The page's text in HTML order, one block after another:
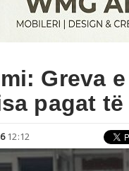
Greva
pagat
12:12